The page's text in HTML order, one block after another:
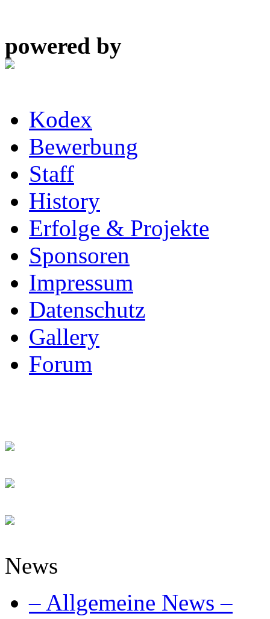
powered by
Kodex
Bewerbung
Staff
History
Erfolge & Projekte
Sponsoren
Impressum
Datenschutz
Gallery
Forum
News
– Allgemeine News –